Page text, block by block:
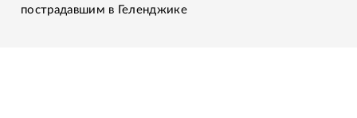
пострадавшим в Геленджике